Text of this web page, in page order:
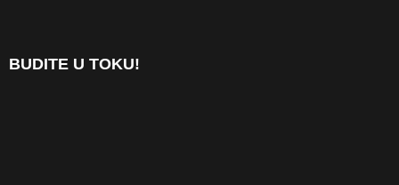
BUDITE U TOKU!